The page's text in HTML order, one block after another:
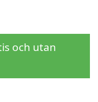
och utan